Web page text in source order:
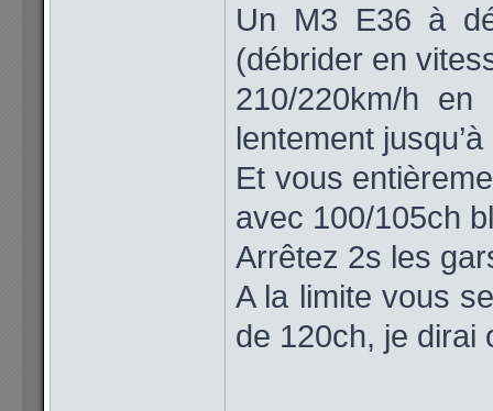
Un M3 E36 à
(débrider en
210/220km/h
lentement
Et vous
avec 100/105ch
Arrêtez 2s les
A la limite vous
de 120ch, je dirai